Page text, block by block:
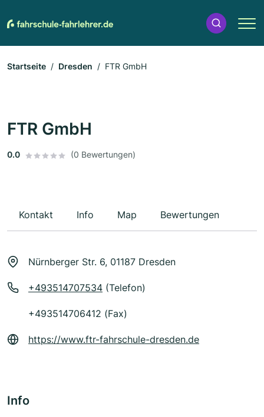
Startseite Dresden FTR GmbH
FTR GmbH
0.0 (0 Bewertungen)
Kontakt Info Map Bewertungen
Nürnberger Str. 6, 01187 Dresden
+493514707534 (Telefon)
+493514706412 (Fax)
https://www.ftr-fahrschule-dresden.de
Info